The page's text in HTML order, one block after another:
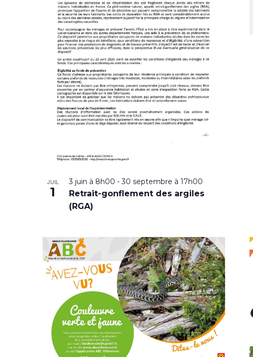
JUIL
1
3 juin à 8h00 -30 septembre à 17h00
Retrait-gonflement des argiles
(RGA)